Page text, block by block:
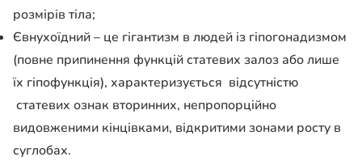
розмірів тіла;
Євнухоїдний – це гігантизм в людей із гіпогонадизмом
(повне припинення функцій статевих залоз або лише
їх гіпофункція), характеризується відсутністю
статевих ознак вторинних, непропорційно
видовженими кінцівками, відкритими зонами росту в
суглобах.